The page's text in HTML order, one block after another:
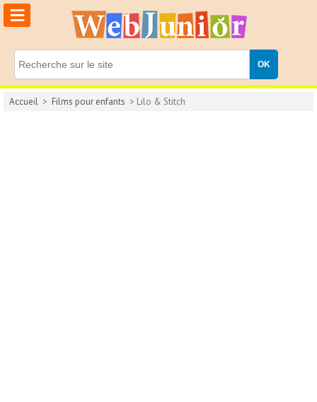
≡
Accueil > Films pour enfants > Lilo & Stitch